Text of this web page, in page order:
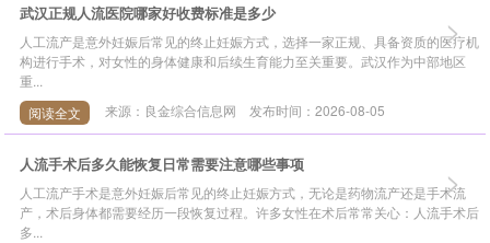
武汉正规人流医院哪家好收费标准是多少
人工流产是意外妊娠后常见的终止妊娠方式，选择一家正规、具备资质的医疗机
构进行手术，对女性的身体健康和后续生育能力至关重要。武汉作为中部地区
重...
阅读全文
来源：良金综合信息网 发布时间：2026-08-05
>
人流手术后多久能恢复日常需要注意哪些事项
人工流产手术是意外妊娠后常见的终止妊娠方式，无论是药物流产还是手术流
产，术后身体都需要经历一段恢复过程。许多女性在术后常常关心：人流手术后
多...
>